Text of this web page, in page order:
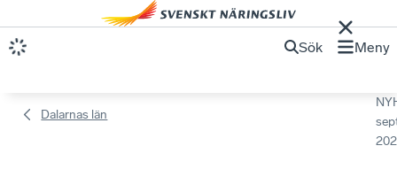
Sök Meny
Dalarnas län